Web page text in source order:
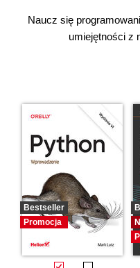
Naucz się
umiejętności z
Bestseller
Promocja